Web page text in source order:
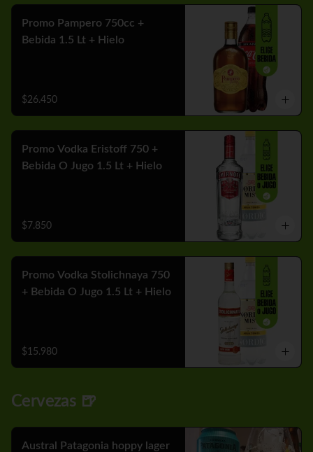
Promo Pampero 750cc +
Bebida 1.5 Lt + Hielo
$26.450
Promo Vodka Eristoff 750 +
Bebida O Jugo 1.5 Lt + Hielo
$7.850
Promo Vodka Stolichnaya 750
+ Bebida O Jugo 1.5 Lt + Hielo
$15.980
Cervezas 🍺
Austral Patagonia hoppy lager